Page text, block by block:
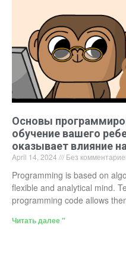
Основы
обучение вашего
оказывает влияние
April 14, 2024 Без
Programming is based on
flexible and analytical mind.
programming code allows
Читать далее "